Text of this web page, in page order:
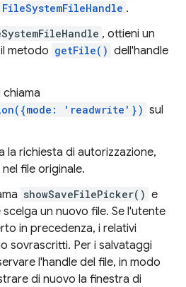
FileSystemFileHandle .
, ottieni un
metodo getFile() dell'handle
'readwrite'}) sul
la richiesta di autorizzazione,
file originale.
showSaveFilePicker() e
un nuovo file. Se l'utente
in precedenza, i relativi
sovrascritti. Per i salvataggi
l'handle del file, in modo
di nuovo la finestra di